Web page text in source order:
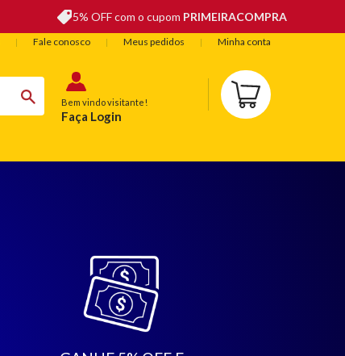
5% OFF com o cupom PRIMEIRACOMPRA
Fale conosco Meus pedidos Minha conta
Bem vindo visitante!
Faça Login